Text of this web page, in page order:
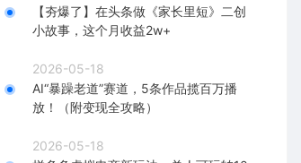
【夯爆了】在头条做《家长里短》二创
小故事，这个月收益2w+
2026-05-18
AI“暴躁老道”赛道，5条作品揽百万播
放！（附变现全攻略）
2026-05-18